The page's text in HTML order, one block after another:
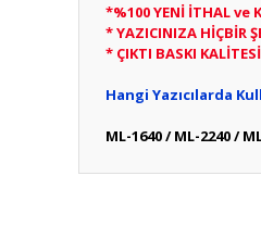
*%100 YENİ İTHAL ve
* YAZICINIZA HİÇBİR
* ÇIKTI BASKI
Hangi Yazıcılarda
ML-1640 / ML-2240 /